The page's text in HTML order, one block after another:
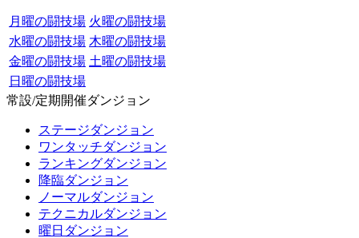
月曜の闘技場 火曜の闘技場
水曜の闘技場 木曜の闘技場
金曜の闘技場 土曜の闘技場
日曜の闘技場
常設/定期開催ダンジョン
ステージダンジョン
ワンタッチダンジョン
ランキングダンジョン
降臨ダンジョン
ノーマルダンジョン
テクニカルダンジョン
曜日ダンジョン